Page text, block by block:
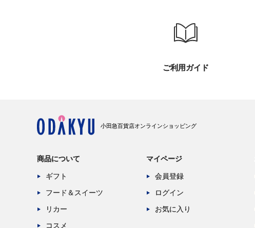
ご利用ガイド
小田急百貨店オンラインショッピング
商品について
ギフト
フード＆スイーツ
リカー
コスメ
マイページ
会員登録
ログイン
お気に入り